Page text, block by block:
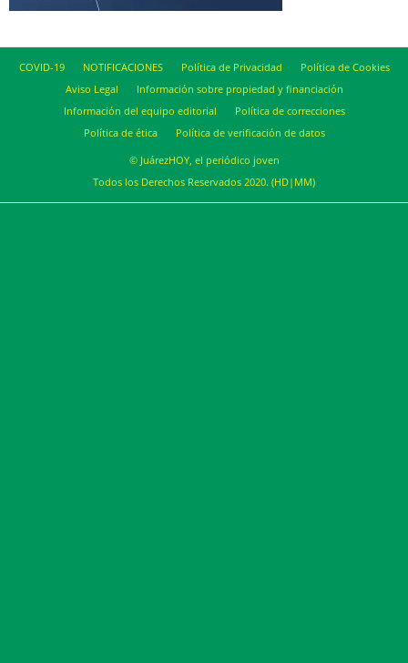
COVID-19 NOTIFICACIONES Política de Privacidad
Política de Cookies
Aviso Legal
Información sobre propiedad y financiación
Información del equipo editorial
Política de correcciones
Política de ética
Política de verificación de datos
© JuárezHOY, el periódico joven
Todos los Derechos Reservados 2020. (HD|MM)